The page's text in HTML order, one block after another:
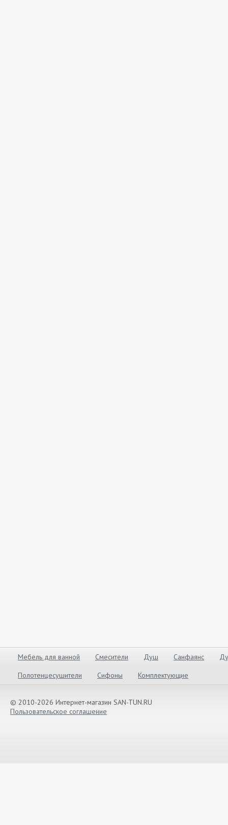
Мебель для ванной Смесители Душ Санфаянс
Полотенцесушители
Сифоны Комплектующие
© 2010-2026 Интернет-магазин SAN-TUN.RU
Пользовательское соглашение